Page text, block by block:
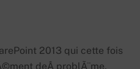
2013 qui cette fois
deÂ problÃ¨me,